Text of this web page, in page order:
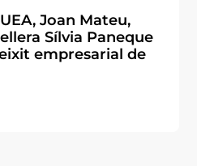
Joan Mateu,
Sílvia Paneque
empresarial de